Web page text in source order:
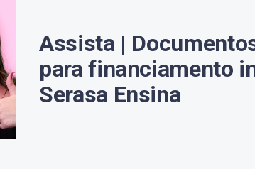
Assista |
para financiamento
Serasa Ensina